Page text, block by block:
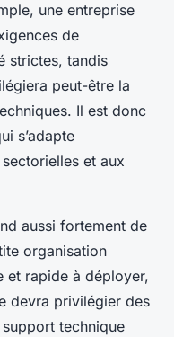
une entreprise
de
strictes, tandis
peut-être la
Il est donc
s’adapte
et aux
aussi fortement de
organisation
et rapide à déployer,
devra privilégier des
technique